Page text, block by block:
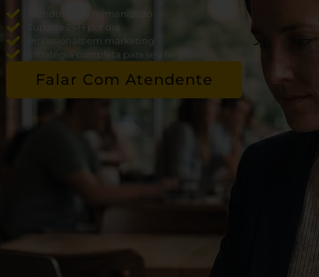
Atendimento humanizado
Suporte 24H por dia
Profissionais em marketing
Estratégia completa para seu negócio
Falar Com Atendente